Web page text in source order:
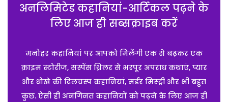
अनलिमिटेड कहानियां-आर्टिकल पढ़ने के
लिए आज ही सब्सक्राइब करें
मनोहर कहानियां पर आपको मिलेंगी एक से बढ़कर एक
क्राइम स्टोरीज, सस्पेंस थ्रिलर से भरपूर अपराध कथाएं, प्यार
और धोखे की दिलचस्प कहानियां, मर्डर मिस्ट्री और भी बहुत
कुछ. ऐसी ही अनगिनत कहानियों को पढ़ने के लिए आज ही